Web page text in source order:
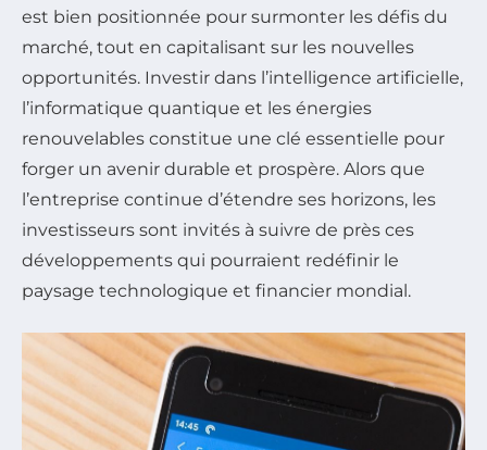
est bien positionnée pour surmonter les défis du
marché, tout en capitalisant sur les nouvelles
opportunités. Investir dans l’intelligence artificielle,
l’informatique quantique et les énergies
renouvelables constitue une clé essentielle pour
forger un avenir durable et prospère. Alors que
l’entreprise continue d’étendre ses horizons, les
investisseurs sont invités à suivre de près ces
développements qui pourraient redéfinir le
paysage technologique et financier mondial.